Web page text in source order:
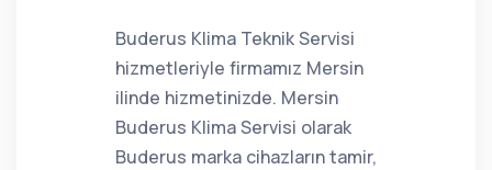
Buderus Klima Teknik Servisi
hizmetleriyle firmamız Mersin
ilinde hizmetinizde. Mersin
Buderus Klima Servisi olarak
Buderus marka cihazların tamir,